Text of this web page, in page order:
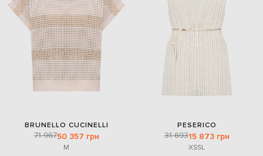
BRUNELLO CUCINELLI
71 96750 357 грн
M
PESERICO
31 69315 873 грн
XSSL